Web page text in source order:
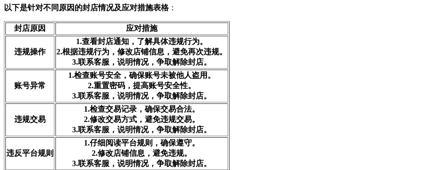
以下是针对不同原因的封店情况及应对措施表格：
封店原因 应对措施
违规操作
1.查看封店通知，了解具体违规行为。
2.根据违规行为，修改店铺信息，避免再次违规。
3.联系客服，说明情况，争取解除封店。
账号异常
1.检查账号安全，确保账号未被他人盗用。
2.重置密码，提高账号安全性。
3.联系客服，说明情况，争取解除封店。
违规交易
1.检查交易记录，确保交易合法。
2.修改交易方式，避免违规交易。
3.联系客服，说明情况，争取解除封店。
违反平台规则
1.仔细阅读平台规则，确保遵守。
2.修改店铺信息，避免违规。
3.联系客服，说明情况，争取解除封店。